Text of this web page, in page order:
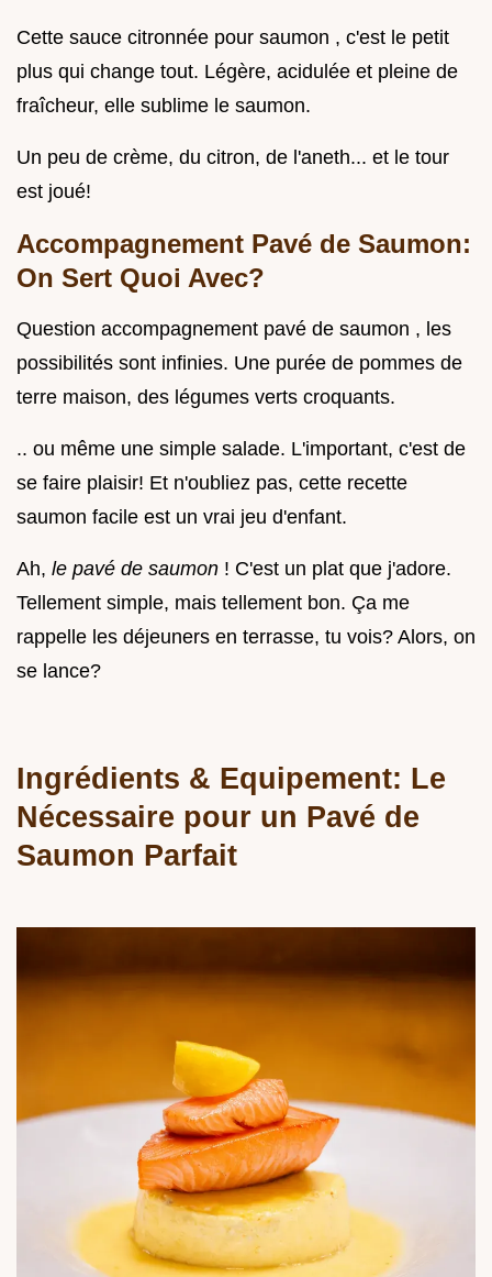
Cette sauce citronnée pour saumon , c'est le petit
plus qui change tout. Légère, acidulée et pleine de
fraîcheur, elle sublime le saumon.
Un peu de crème, du citron, de l'aneth... et le tour
est joué!
Accompagnement Pavé de Saumon:
On Sert Quoi Avec?
Question accompagnement pavé de saumon , les
possibilités sont infinies. Une purée de pommes de
terre maison, des légumes verts croquants.
.. ou même une simple salade. L'important, c'est de
se faire plaisir! Et n'oubliez pas, cette recette
saumon facile est un vrai jeu d'enfant.
Ah, le pavé de saumon ! C'est un plat que j'adore.
Tellement simple, mais tellement bon. Ça me
rappelle les déjeuners en terrasse, tu vois? Alors, on
se lance?
Ingrédients & Equipement: Le
Nécessaire pour un Pavé de
Saumon Parfait